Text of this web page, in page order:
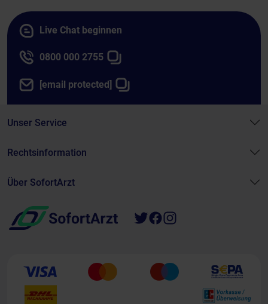
Live Chat beginnen
0800 000 2755
[email protected]
Unser Service
Rechtsinformation
Über SofortArzt